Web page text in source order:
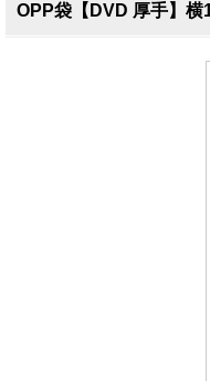
OPP袋【DVD 厚手】